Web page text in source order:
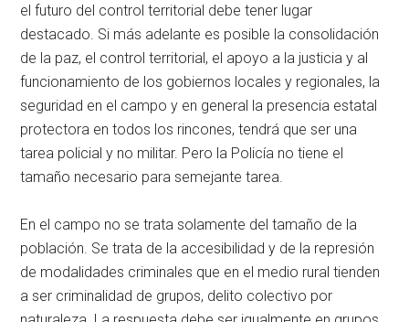
el futuro del control territorial debe tener lugar
destacado. Si más adelante es posible la consolidación
de la paz, el control territorial, el apoyo a la justicia y al
funcionamiento de los gobiernos locales y regionales, la
seguridad en el campo y en general la presencia estatal
protectora en todos los rincones, tendrá que ser una
tarea policial y no militar. Pero la Policía no tiene el
tamaño necesario para semejante tarea.
En el campo no se trata solamente del tamaño de la
población. Se trata de la accesibilidad y de la represión
de modalidades criminales que en el medio rural tienden
a ser criminalidad de grupos, delito colectivo por